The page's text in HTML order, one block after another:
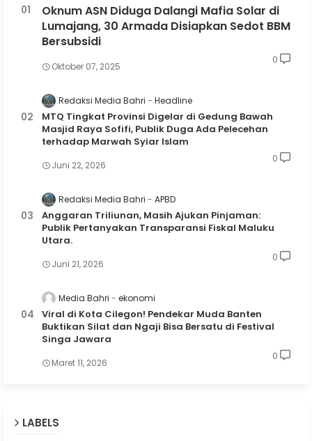
Oknum ASN Diduga Dalangi Mafia Solar di
Lumajang, 30 Armada Disiapkan Sedot BBM
Bersubsidi
Oktober 07, 2025
0
Redaksi Media Bahri Headline
MTQ Tingkat Provinsi Digelar di Gedung Bawah
Masjid Raya Sofifi, Publik Duga Ada Pelecehan
terhadap Marwah Syiar Islam
Juni 22, 2026
0
Redaksi Media Bahri APBD
Anggaran Triliunan, Masih Ajukan Pinjaman:
Publik Pertanyakan Transparansi Fiskal Maluku
Utara.
Juni 21, 2026
0
Media Bahri ekonomi
Viral di Kota Cilegon! Pendekar Muda Banten
Buktikan Silat dan Ngaji Bisa Bersatu di Festival
Singa Jawara
Maret 11, 2026
0
LABELS